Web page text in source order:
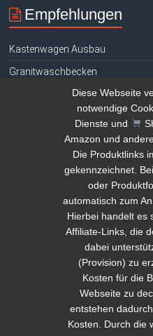
Empfehlungen
Kastenwagen Ausbau
Granitwaschbecken
Hühnerhaltung E-Book gratis
Teich reinigen Tipps
Kamera Drohne Vergleich
Geld verstecken
Steinwaschbecken Vergleich
Ford Transit Camper
Hinweis
Diese Website verwendet
Diese Webseite
notwendige
Dienste und
Amazon und
Die Produktlinks
gekennzeichnet.
oder
automatisch zum
Hierbei handelt es
Affiliate-Links, die
dabei
(Provision) zu
Kosten für die
Webseite zu
entstehen
Kosten. Durch die